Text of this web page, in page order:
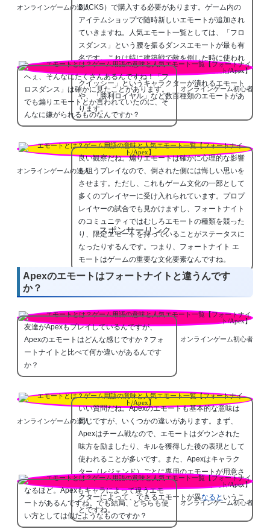
オンラインゲームの達人BUCKS）で購入する必要があります。ゲーム内の
アイテムショップで随時新しいエモートが追加され
ていきますね。人気エモート一覧としては、「フロ
スダンス」という腰を振るダンスエモートが最も有
名です。これは特に建築戦で敵を倒した時に使われ
る煽りエモートとして知られています。他にも「ス
クイッシー」というキャラクターが潰れるエモート
や、「勝利ロイヤル」など数百種類のエモートがあ
ります。
オンラインゲーム初心者
へぇ、そんなにたくさんあるんですね！「フ
ロスダンス」は確かに見たことがあります。
でも煽りエモートとか言われていたのに、そ
んなに嫌がられるものなんですか？
オンラインゲームの達人
良い観察だね。煽りエモートは確かに心理的な影響
を狙うプレイなので、倒された側には悔しい思いを
させます。ただし、これもゲーム文化の一部として
多くのプレイヤーに受け入れられています。プロプ
レイヤーの試合でも見かけますし、フォートナイト
のコミュニティではむしろエモートの種類を競った
り、限定エモートを持っていることがステータスに
なったりするんです。つまり、フォートナイト エ
モートはゲームの重要な文化要素なんですね。
スポンサーリンク
Apexのエモートはフォートナイトと違うんです
か？
オンラインゲーム初心者
友達がApexもプレイしているんですが、
Apexのエモートはどんな感じですか？フォ
ートナイトと比べて何か違いがあるんです
か？
オンラインゲームの達人
いい質問だね。Apexのエモートも基本的な意味は
同じですが、いくつかの違いがあります。まず、
Apexはチーム戦なので、エモートはダウンされた
味方を励ましたり、キルを獲得した後の表現として
使われることが多いです。また、Apexはキャラク
ター（レジェンド）ごとに専用のエモートが用意さ
れていることが特徴です。つまり、使用するキャラ
クターによって、できるエモートが異なると いうこ
とですね。
オンラインゲーム初心者
なるほど。Apexもキャラによって違うエモ
ートがあるんですね。でも結局、どちらも使
い方としては似たようなものですか？